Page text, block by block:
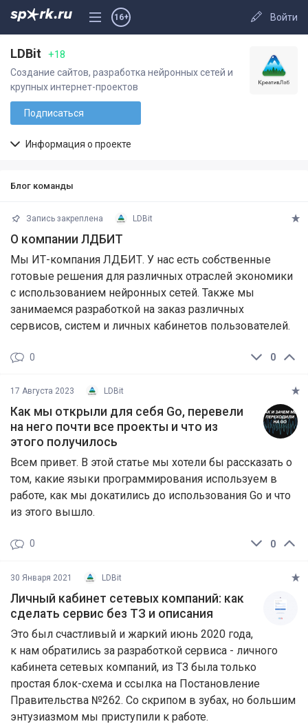
Войти
16+
LDBit +18
Создание сайтов, разработка нейронных сетей и
крупных интернет-проектов
Подписаться
Информация о проекте
Блог команды
Запись закреплена LDBit
О компании ЛДБИТ
Мы ИТ-компания ЛДБИТ. У нас есть собственные
готовые решения для различных отраслей экономики
с использованием нейронных сетей. Также мы
занимаемся разработкой на заказ различных
сервисов, систем и личных кабинетов пользователей.
0
0
17 Августа 2023 LDBit
Как мы открыли для себя Go, перевели
на него почти все проекты и что из
этого получилось
Всем привет. В этой статье мы хотели бы рассказать о
том, какие языки программирования используем в
работе, как мы докатились до использования Go и что
из этого вышло.
0
0
30 Января 2021 LDBit
Личный кабинет сетевых компаний: как
сделать сервис без ТЗ и описания
Это был счастливый и жаркий июнь 2020 года,
к нам обратились за разработкой сервиса - личного
кабинета сетевых компаний, из ТЗ была только
простая блок-схема и ссылка на Постановление
Правительства №262. Со скрипом в зубах, но большим
энтузиазмом мы приступили к работе.